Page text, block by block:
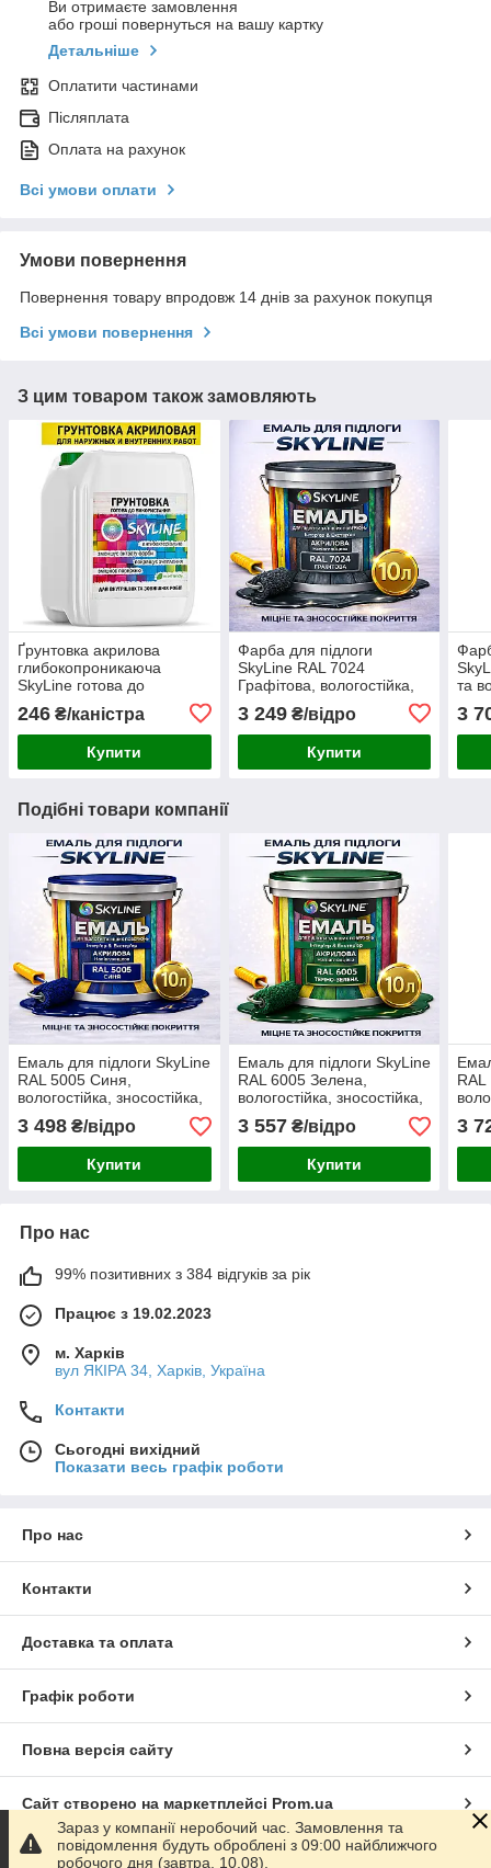
Ви отримаєте замовлення
або гроші повернуться на вашу картку
Детальніше
Оплатити частинами
Післяплата
Оплата на рахунок
Всі умови оплати
Умови повернення
Повернення товару впродовж 14 днів за рахунок покупця
Всі умови повернення
З цим товаром також замовляють
Ґрунтовка акрилова
глибокопроникаюча
SkyLine готова до
246 ₴/каністра
Купити
Фарба для підлоги
SkyLine RAL 7024
Графітова, вологостійка,
для дерева, металу та
бетону, 10 л
3 249₴/відро
Купити
та
3
Подібні товари компанії
Емаль для підлоги SkyLine
RAL 5005 Синя,
вологостійка, зносостійка,
без запаху, для дерева,
металу та бетону, 10 л
3 498 ₴/відро
Купити
Емаль для підлоги SkyLine
RAL 6005 Зелена,
вологостійка, зносостійка,
без запаху, для дерева,
металу та бетону, 10 л
3 557₴/відро
Купити
RAL
без
3
Про нас
99% позитивних з 384 відгуків за рік
Працює з 19.02.2023
м. Харків
вул ЯКІРА 34, Харків, Україна
Контакти
Сьогодні вихідний
Показати весь графік роботи
Про нас
Контакти
Доставка та оплата
Графік роботи
Повна версія сайту
Сайт створено на маркетплейсі Prom.ua
Політика конфіденційності
Зараз у компанії неробочий час. Замовлення та
повідомлення будуть оброблені з 09:00 найближчого
робочого дня (завтра, 10.08).